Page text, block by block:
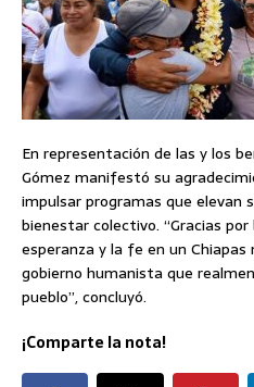
En representación de las y los
Gómez manifestó su
impulsar programas que elevan
bienestar colectivo. “Gracias
esperanza y la fe en un
gobierno humanista que
pueblo”, concluyó.
¡Comparte la nota!